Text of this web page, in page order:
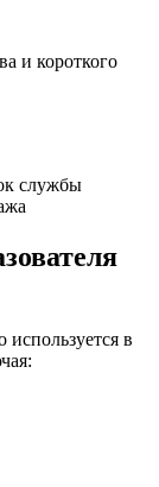
и короткого
службы
в